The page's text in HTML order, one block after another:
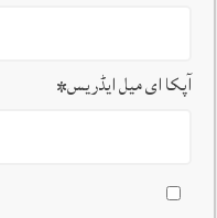
آپکا ای میل ایڈریس*